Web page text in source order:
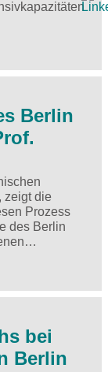
Berlin
zeigt die
Prozess
des Berlin
bei
Berlin